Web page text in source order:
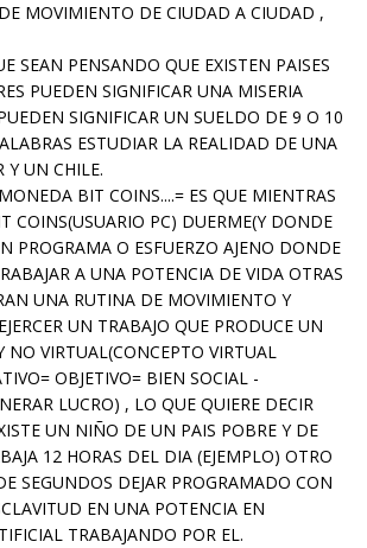
MOVIMIENTO DE CIUDAD A CIUDAD ,
SEAN PENSANDO QUE EXISTEN PAISES
PUEDEN SIGNIFICAR UNA MISERIA
SIGNIFICAR UN SUELDO DE 9 O 10
ESTUDIAR LA REALIDAD DE UNA
Y UN CHILE.
BIT COINS....= ES QUE MIENTRAS
COINS(USUARIO PC) DUERME(Y DONDE
PROGRAMA O ESFUERZO AJENO DONDE
A UNA POTENCIA DE VIDA OTRAS
UNA RUTINA DE MOVIMIENTO Y
UN TRABAJO QUE PRODUCE UN
NO VIRTUAL(CONCEPTO VIRTUAL
OBJETIVO= BIEN SOCIAL -
LUCRO) , LO QUE QUIERE DECIR
UN NIÑO DE UN PAIS POBRE Y DE
12 HORAS DEL DIA (EJEMPLO) OTRO
SEGUNDOS DEJAR PROGRAMADO CON
EN UNA POTENCIA EN
TRABAJANDO POR EL.